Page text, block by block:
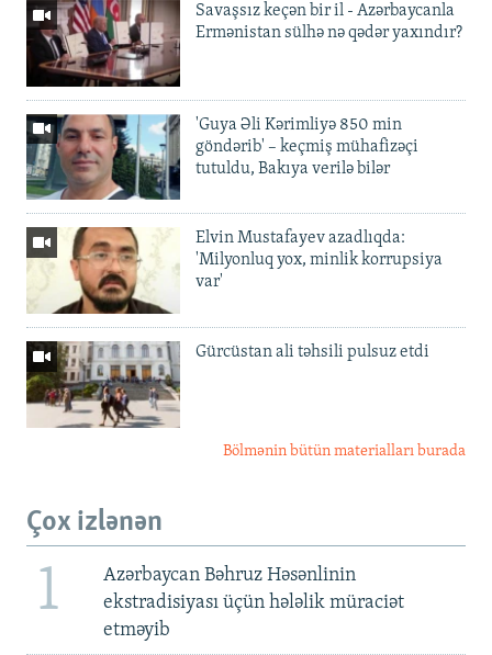
Savaşsız keçən bir il - Azərbaycanla
Ermənistan sülhə nə qədər yaxındır?
'Guya Əli Kərimliyə 850 min
göndərib' – keçmiş mühafizəçi
tutuldu, Bakıya verilə bilər
Elvin Mustafayev azadlıqda:
'Milyonluq yox, minlik korrupsiya
var'
Gürcüstan ali təhsili pulsuz etdi
Bölmənin bütün materialları burada
Çox izlənən
1
Azərbaycan Bəhruz Həsənlinin
ekstradisiyası üçün hələlik müraciət
etməyib